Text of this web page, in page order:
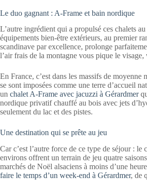
Le duo gagnant : A-Frame et bain nordique
L’autre ingrédient qui a propulsé ces chalets
équipements bien-être extérieurs, au premier
scandinave par excellence, prolonge
l’air frais de la montagne vous pique le
En France, c’est dans les massifs de
se sont imposées comme une terre d’accueil
un chalet A-Frame avec jacuzzi à Gérardmer
nordique privatif chauffé au bois avec jets
seulement du lac et des pistes.
Une destination qui se prête au jeu
Car c’est l’autre force de ce type de séjour :
environs offrent un terrain de jeu quatre
marchés de Noël alsaciens à moins d’une
faire le temps d’un week-end à Gérardmer, de